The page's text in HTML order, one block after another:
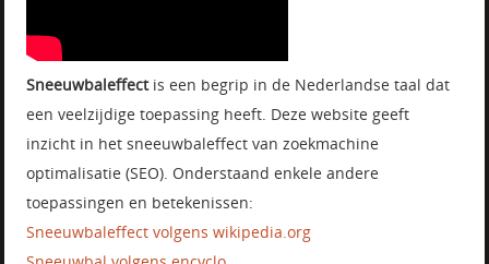
Sneeuwbaleffectis een begrip in de Nederlandse taal dat
een veelzijdige toepassing heeft. Deze website geeft
inzicht in het sneeuwbaleffect van zoekmachine
optimalisatie (SEO). Onderstaand enkele andere
toepassingen en betekenissen:
Sneeuwbaleffect volgens wikipedia.org